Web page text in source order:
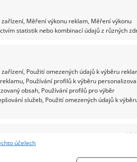
Měření výkonu reklam, Měření výkonu
statistik nebo kombinací údajů z různých
Použití omezených údajů k výběru
Používání profilů k výběru
obsah, Používání profilů pro výběr
služeb, Použití omezených údajů k
přenášených informací.
účelech
se nazývá katoda,
V bateriích dochází
v anodě,dokud
Dva různé typy
vytváří tok elektřiny,
ale když jich propojíte
k rozsvícení světla. Tento
zeleninou
rajčata, jablka nebo